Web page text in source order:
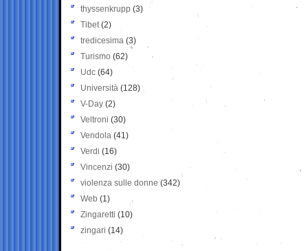
thyssenkrupp (3)
Tibet(2)
tredicesima (3)
Turismo (62)
Udc (64)
Università (128)
V-Day (2)
Veltroni (30)
Vendola (41)
Verdi (16)
Vincenzi (30)
violenza sulle donne (342)
Web (1)
Zingaretti (10)
zingari (14)